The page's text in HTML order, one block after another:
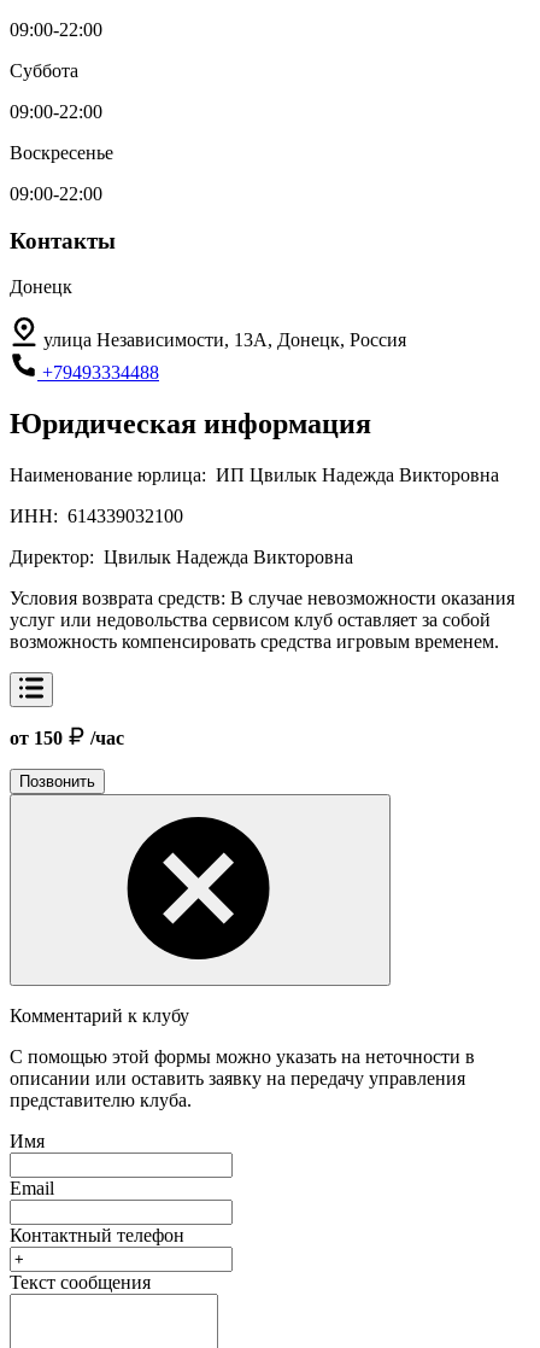
09:00-22:00
Суббота
09:00-22:00
Воскресенье
09:00-22:00
Контакты
Донецк
улица Независимости, 13А, Донецк, Россия
+79493334488
Юридическая информация
Наименование юрлица: ИП Цвилык Надежда Викторовна
ИНН: 614339032100
Директор: Цвилык Надежда Викторовна
Условия возврата средств: В случае невозможности оказания
услуг или недовольства сервисом клуб оставляет за собой
возможность компенсировать средства игровым временем.
от 150 /час
Позвонить
Комментарий к клубу
С помощью этой формы можно указать на неточности в
описании или оставить заявку на передачу управления
представителю клуба.
Имя
Email
Контактный телефон
Текст сообщения